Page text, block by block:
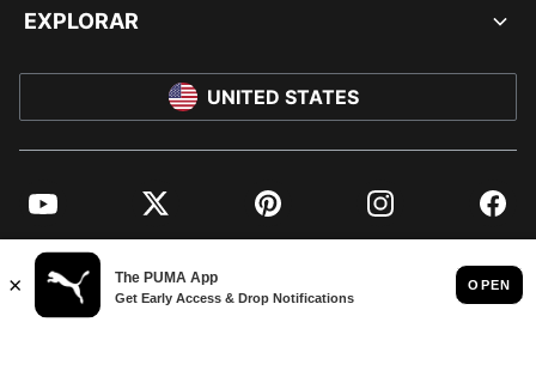
EXPLORAR
UNITED STATES
YouTube Twitter Pinterest Instagram
© PUMA NORTH AMERICA, INC.
IMPRINT AND LEGAL DATA